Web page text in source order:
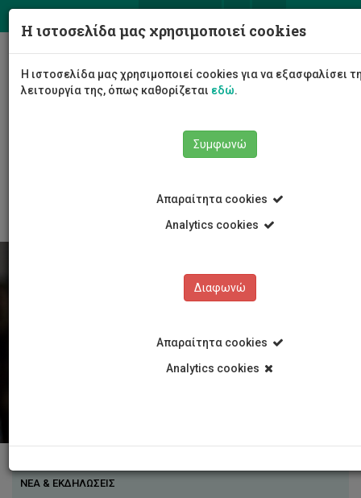
ΝΕΑ & ΕΚΔΗΛΩΣΕΙΣ
Η ιστοσελίδα μας χρησιμοποιεί cookies
Η ιστοσελίδα μας χρησιμοποιεί cookies για να εξασφαλίσει
λειτουργία της, όπως καθορίζεται εδώ.
Συμφωνώ
Απαραίτητα cookies
Analytics cookies
Διαφωνώ
Απαραίτητα cookies
Analytics cookies